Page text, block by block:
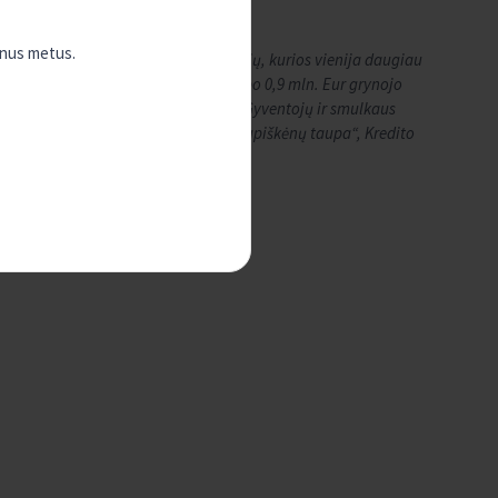
metus.
11 Lietuvoje veikiančių kredito unijų, kurios vienija daugiau
KREDA grupės narės uždirbo 0,9 mln. Eur grynojo
kredito unija, Biržų kredito unija, Gyventojų ir smulkaus
kredito unija, Kredito unija „Kupiškėnų taupa“, Kredito